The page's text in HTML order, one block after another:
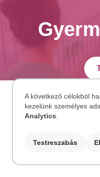
adatok
A következő célokból
kezelünk személyes
Analytics
Testreszabás